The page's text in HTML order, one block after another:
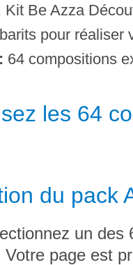
Kit Be Azza
pour réaliser
64 compositions
les 64
du pack
un des
Votre page est